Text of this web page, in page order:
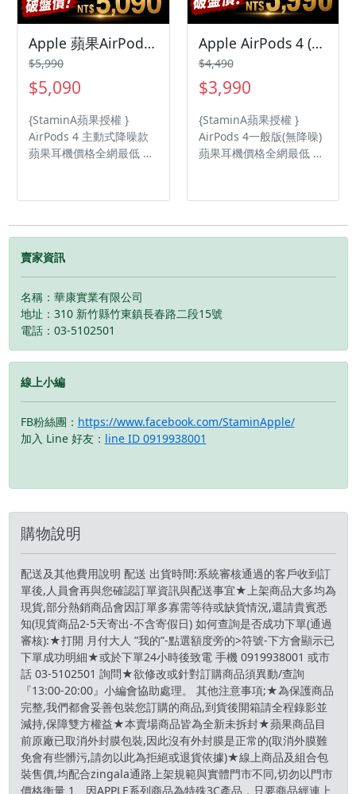
Apple 蘋果AirPods 4 主動式降噪款 AirPods4/airPods4降噪耳機
$5,990
$5,090
{StaminA蘋果授權 }
AirPods 4 主動式降噪款
蘋果耳機價格全網最低 品
模式」首次在此現身 強大
離」功能，讓通話更清晰
「個人化空間音訊」搭配
Apple AirPods 4 (無降噪) 台灣公司貨/airpods4/Airpods4
$4,490
$3,990
{StaminA蘋果授權 }
AirPods 4一般版(無降噪)
蘋果耳機價格全網最低 品
5.3 無線技術
賣家資訊
名稱：華康實業有限公司
地址：310 新竹縣竹東鎮長春路二段15號
電話：03-5102501
線上小編
FB粉絲團： https://www.facebook.com/StaminApple/
加入 Line 好友： line ID 0919938001
購物說明
配送及其他費用說明 配送 出貨時間:系統審核通過的客戶收到訂
單後,人員會再與您確認訂單資訊與配送事宜★上架商品大多均為
現貨,部分熱銷商品會因訂單多寡需等待或缺貨情況,還請貴賓悉
知(現貨商品2-5天寄出-不含寄假日) 如何查詢是否成功下單(通過
審核):★打開 月付大人 ”我的”-點選額度旁的>符號-下方會顯示已
下單成功明細★或於下單24小時後致電 手機 0919938001 或市
話 03-5102501 詢問★欲修改或針對訂購商品須異動/查詢
『13:00-20:00』小編會協助處理。 其他注意事項;★為保護商品
完整,我們都會妥善包裝您訂購的商品,到貨後開箱請全程錄影並
減持,保障雙方權益★本賣場商品皆為全新未拆封★蘋果商品目
前原廠已取消外封膜包裝,因此沒有外封膜是正常的(取消外膜難
免會有些髒污,請勿以此為拒絕或退貨依據)★線上商品及組合包
裝售價,均配合zingala通路上架規範與實體門市不同,切勿以門市
價格衡量 1、因APPLE系列商品為特殊3C產品，只要商品經連上